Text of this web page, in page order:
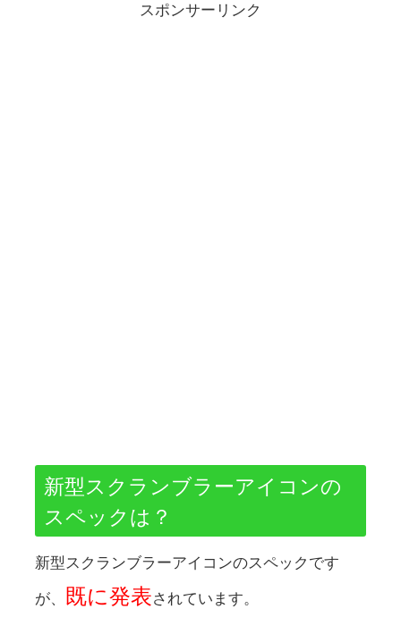
スポンサーリンク
新型スクランブラーアイコンの
スペックは？
新型スクランブラーアイコンのスペックです
が、 既に発表されています。